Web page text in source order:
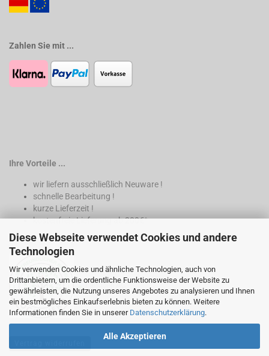
Diese Webseite verwendet Cookies und andere
Technologien
Wir verwenden Cookies und ähnliche Technologien, auch von
Drittanbietern, um die ordentliche Funktionsweise der Website zu
gewährleisten, die Nutzung unseres Angebotes zu analysieren und Ihnen
ein bestmögliches Einkaufserlebnis bieten zu können. Weitere
Informationen finden Sie in unserer Datenschutzerklärung.
Alle Akzeptieren
Zahlen Sie mit ...
Ihre Vorteile ...
wir liefern ausschließlich Neuware !
schnelle Bearbeitung !
kurze Lieferzeit !
kostenfreie Lieferung ab 200€*
* nur innerhalb Deutschland